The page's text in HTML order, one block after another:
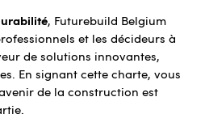
, Futurebuild Belgium
et les décideurs à
de solutions innovantes,
En signant cette charte, vous
de la construction est